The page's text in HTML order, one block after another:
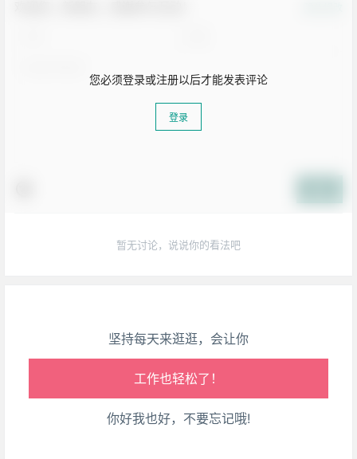
您必须登录或注册以后才能发表评论
登录
暂无讨论，说说你的看法吧
坚持每天来逛逛，会让你
腰也不酸了！
工作也轻松了！
你好我也好，不要忘记哦!